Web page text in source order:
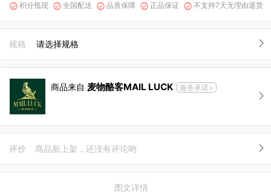
 积分抵现  全国配送  品质保障  正品保证  不支持7天无理由退货
规格 请选择规格
商品来自 麦物酪客MAIL LUCK 服务承诺>
评价 商品新上架，还没有评论哟
图文详情